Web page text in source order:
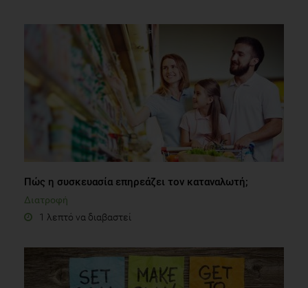
Πώς η συσκευασία επηρεάζει τον καταναλωτή;
Διατροφή
1 λεπτό να διαβαστεί